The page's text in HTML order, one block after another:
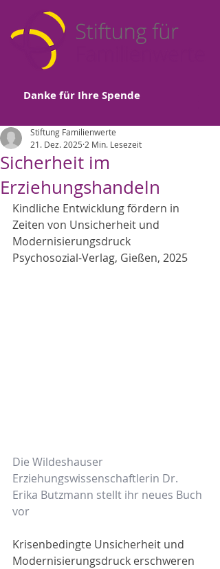
Danke für Ihre Spende
Sicherheit im
Erziehungshandeln
Stiftung Familienwerte
21. Dez. 2025 2 Min. Lesezeit
Kindliche Entwicklung fördern in
Zeiten von Unsicherheit und
Modernisierungsdruck
Psychosozial-Verlag, Gießen, 2025
Die Wildeshauser
Erziehungswissenschaftlerin Dr.
Erika Butzmann stellt ihr neues Buch
vor
Krisenbedingte Unsicherheit und
Modernisierungsdruck erschweren